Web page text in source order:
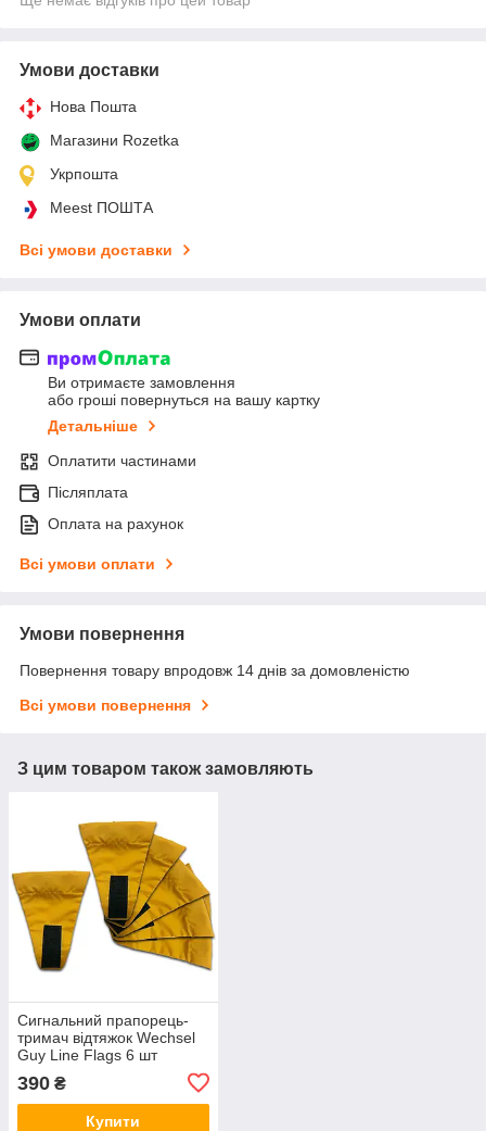
Умови доставки
Нова Пошта
Магазини Rozetka
Укрпошта
Meest ПОШТА
Всі умови доставки
Умови оплати
Ви отримаєте замовлення
або гроші повернуться на вашу картку
Детальніше
Оплатити частинами
Післяплата
Оплата на рахунок
Всі умови оплати
Умови повернення
Повернення товару впродовж 14 днів за домовленістю
Всі умови повернення
З цим товаром також замовляють
Сигнальний прапорець-
тримач відтяжок Wechsel
Guy Line Flags 6 шт
390 ₴
Купити